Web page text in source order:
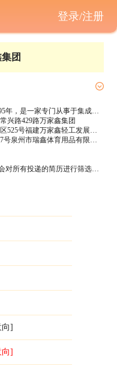
团
有限公司、泉州市瑞鑫体育用品有限公司、惠安县育鑫鞋材有限公司、越南百盛体育用品有限公司、福建省百纵体育用品有限公司。集团设备先进，产品多样，规模宏大，员工总数达3000余人。
兴路429路万家鑫集团
福建万家鑫轻工发展有限公司
州市瑞鑫体育用品有限公司
，如果合适，将在三个工作日内与您联系！
]
]
登录/注册